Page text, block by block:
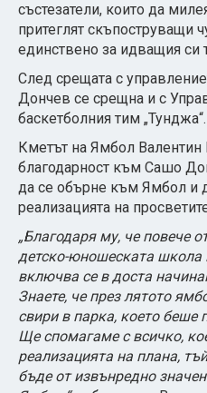
състезатели, които да
притеглят скъпоструващи
единствено за идващия си
След срещата с
Дончев се срещна и с
баскетболния тим „Тунджа“.
Кметът на Ямбол Валентин
благодарност към Сашо
да се обърне към Ямбол и
реализацията на
„Благодаря му, че повече
детско-юношеската школа
включва се в доста
Знаете, че през лятото
свири в парка, което беше
Ще спомагаме с всичко,
реализацията на плана,
бъде от извънредно